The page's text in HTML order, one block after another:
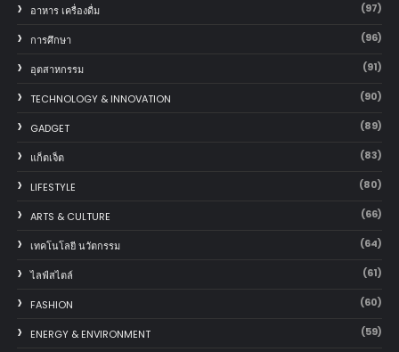
อาหาร เครื่องดื่ม (97)
การศึกษา (96)
อุตสาหกรรม (91)
TECHNOLOGY & INNOVATION (90)
GADGET (89)
แก็ตเจ็ต (83)
LIFESTYLE (80)
ARTS & CULTURE (66)
เทคโนโลยี นวัตกรรม (64)
ไลฟ์สไตล์ (61)
FASHION (60)
ENERGY & ENVIRONMENT (59)